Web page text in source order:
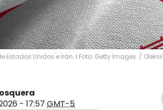
Estados Unidos e Irán. I Foto: Getty Images. /
- 17:57 GMT-5